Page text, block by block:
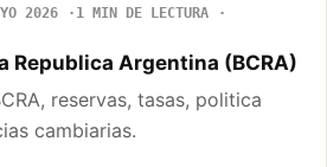
2026
1 MIN DE LECTURA
Republica Argentina (BCRA)
reservas, tasas, politica
cambiarias.